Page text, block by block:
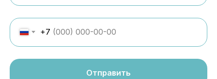
+7
Отправить